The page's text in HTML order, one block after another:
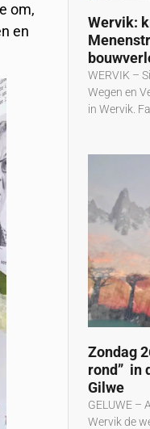
om,
en
Wervik:
WERVIK –
Wegen en
in Wervik.
Zondag
rond” in
Gilwe
GELUWE –
Wervik de